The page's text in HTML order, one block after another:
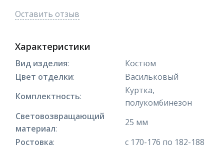
Оставить отзыв
Характеристики
Вид изделия:
Костюм
Цвет отделки:
Васильковый
Комплектность:
Куртка,
полукомбинезон
Световозвращающий
материал:
25 мм
Ростовка:
с 170-176 по 182-188